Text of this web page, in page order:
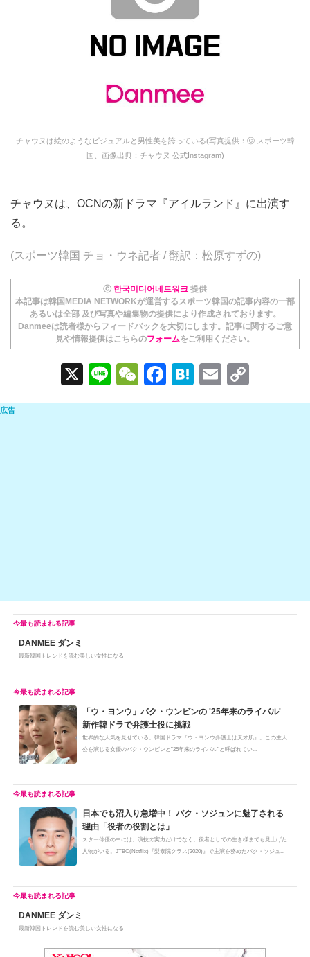
チャウヌは絵のようなビジュアルと男性美を誇っている(写真提供：ⓒ スポーツ韓
国、画像出典：チャウヌ 公式Instagram)
チャウヌは、OCNの新ドラマ『アイルランド』に出演す
る。
(スポーツ韓国 チョ・ウネ記者 / 翻訳：松原すずの)
ⓒ 한국미디어네트워크 提供
本記事は韓国MEDIA NETWORKが運営するスポーツ韓国の記事内容の一部
あるいは全部 及び写真や編集物の提供により作成されております。
Danmeeは読者様からフィードバックを大切にします。記事に関するご意
見や情報提供はこちらのフォームをご利用ください。
X
Li
n
W
e
F
a
H
at
E
m o
DANMEE ダンミ
最新韓国トレンドを読む美しい女性になる
「ウ・ヨンウ」パク・ウンビンの '25年来のライバル'
新作韓ドラで弁護士役に挑戦
世界的な人気を見せている、韓国ドラマ『ウ・ヨンウ弁護士は天才肌』。この主人
公を演じる女優のパク・ウンビンと"25年来のライバル"と呼ばれてい...
日本でも沼入り急増中！ パク・ソジュンに魅了される
理由「役者の役割とは」
スター俳優の中には、演技の実力だけでなく、役者としての生き様までも見上げた
人物がいる。JTBC(Netflix)『梨泰院クラス(2020)』で主演を務めたパク・ソジュ...
DANMEE ダンミ
最新韓国トレンドを読む美しい女性になる